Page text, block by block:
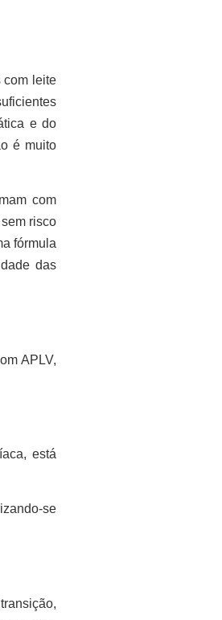
com leite
e do
é muito
com
risco
fórmula
das
APLV,
está
se